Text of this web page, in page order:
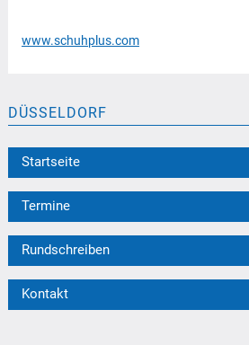
www.schuhplus.com
DÜSSELDORF
Startseite
Termine
Rundschreiben
Kontakt